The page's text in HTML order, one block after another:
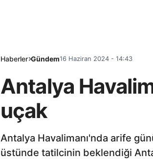
Haberler Gündem16 Haziran 2024 - 14:43
Antalya
uçak
Antalya Havalimanı'nda arife
üstünde tatilcinin beklendiği